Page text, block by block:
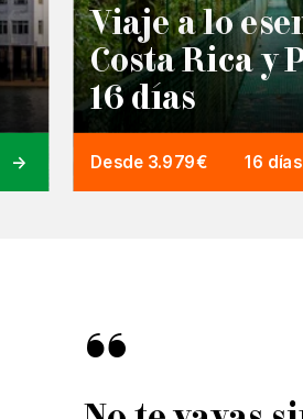
Viaje a lo
Costa Rica y
16 días
Desde 3.979€ 16 días